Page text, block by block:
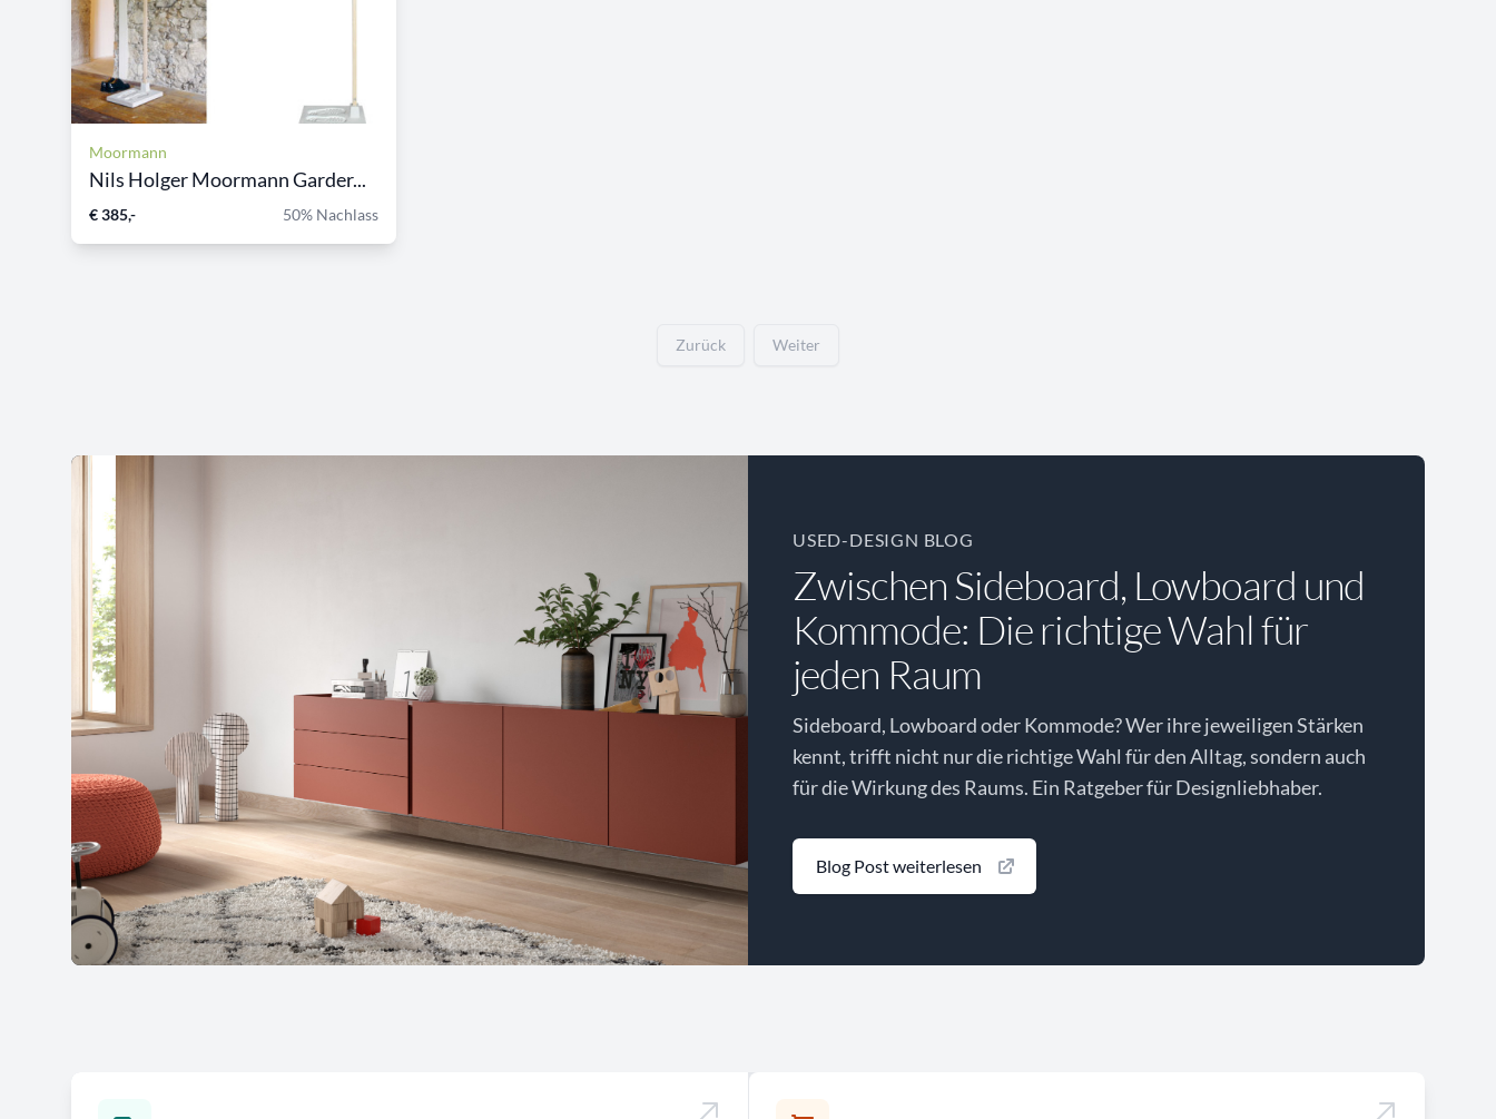
Moormann
Nils Holger Moormann Garder...
€ 385,- 50% Nachlass
Zurück Weiter
USED-DESIGN BLOG
Zwischen Sideboard, Lowboard und
Kommode: Die richtige Wahl für
jeden Raum
Sideboard, Lowboard oder Kommode? Wer ihre jeweiligen Stärken
kennt, trifft nicht nur die richtige Wahl für den Alltag, sondern auch
für die Wirkung des Raums. Ein Ratgeber für Designliebhaber.
Blog Post weiterlesen